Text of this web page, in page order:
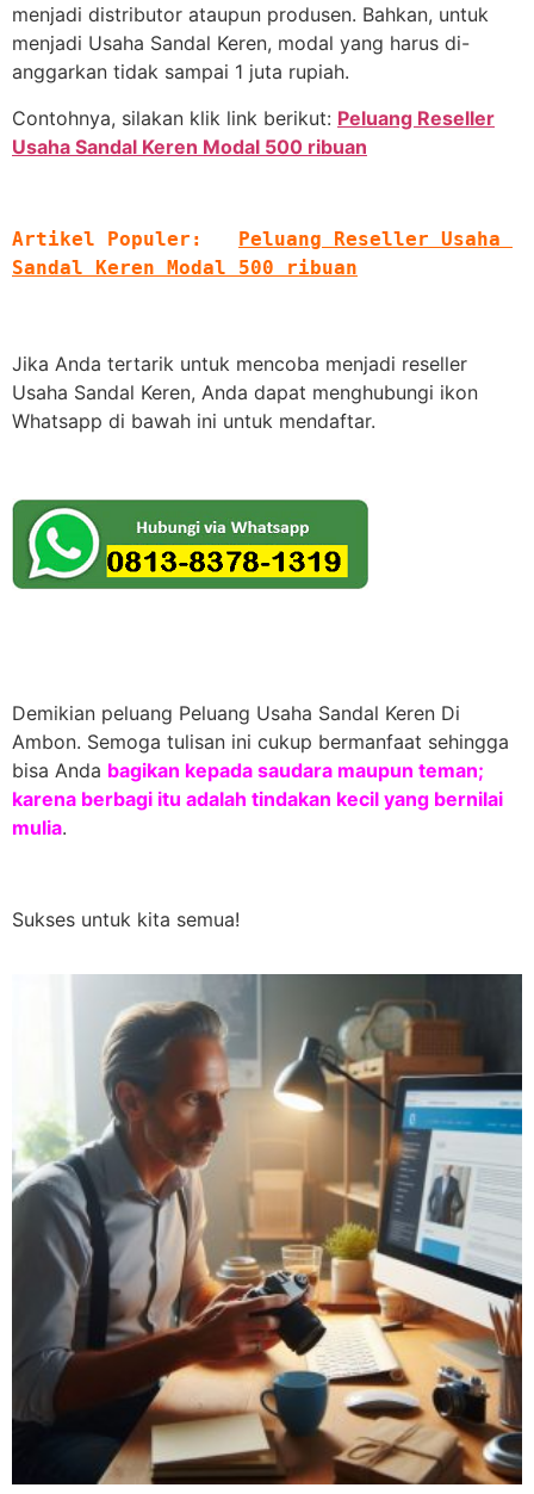
menjadi distributor ataupun produsen. Bahkan, untuk
menjadi Usaha Sandal Keren, modal yang harus di-
anggarkan tidak sampai 1 juta rupiah.
Contohnya, silakan klik link berikut: Peluang Reseller
Usaha Sandal Keren Modal 500 ribuan
Artikel Populer: Peluang Reseller Usaha
Sandal Keren Modal 500 ribuan
Jika Anda tertarik untuk mencoba menjadi reseller
Usaha Sandal Keren, Anda dapat menghubungi ikon
Whatsapp di bawah ini untuk mendaftar.
Demikian peluang Peluang Usaha Sandal Keren Di
Ambon. Semoga tulisan ini cukup bermanfaat sehingga
bisa Anda bagikan kepada saudara maupun teman;
karena berbagi itu adalah tindakan kecil yang bernilai
mulia.
Sukses untuk kita semua!